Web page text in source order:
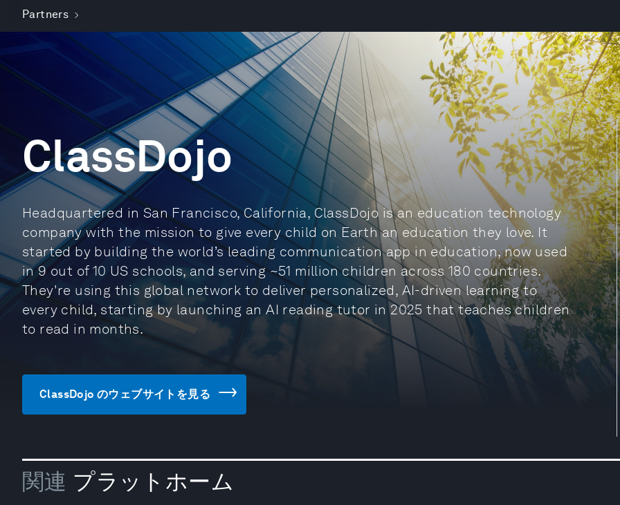
Partners
ClassDojo
Headquartered in San Francisco, California, ClassDojo is an education technology
company with the mission to give every child on Earth an education they love. It
started by building the world’s leading communication app in education, now used
in 9 out of 10 US schools, and serving ~51 million children across 180 countries.
They're using this global network to deliver personalized, AI-driven learning to
every child, starting by launching an AI reading tutor in 2025 that teaches children
to read in months.
ClassDojo のウェブサイトを見る
関連 プラットホーム